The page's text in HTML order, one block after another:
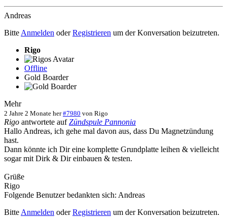
Andreas
Bitte Anmelden oderRegistrieren um der Konversation beizutreten.
Rigo
Offline
Gold Boarder
Mehr
2 Jahre 2 Monate her #7980 von Rigo
Rigo antwortete aufZündspule Pannonia
Hallo Andreas, ich gehe mal davon aus, dass Du Magnetzündung
hast.
Dann könnte ich Dir eine komplette Grundplatte leihen & vielleicht
sogar mit Dirk & Dir einbauen & testen.
Grüße
Rigo
Folgende Benutzer bedankten sich: Andreas
Bitte Anmelden oderRegistrieren um der Konversation beizutreten.